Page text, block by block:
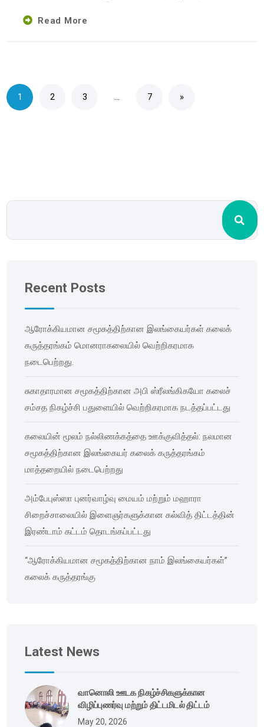
Read More
1 2 3 … 7 »
Recent Posts
ஆரோக்கியமான சமூகத்திற்கான இலங்கையர்கள் கலைக்
கருத்தரங்கம் மொனராகலையில் வெற்றிகரமாக
நடைபெற்றது.
சுகாதாரமான சமூகத்திற்கான அபி ஸ்ரீலங்கிகயோ கலைச்
சம்சத நிகழ்ச்சி பதுளையில் வெற்றிகரமாக நடத்தப்பட்டது
கலையின் மூலம் நல்லிணக்கத்தை ஊக்குவித்தல்: நலமான
சமூகத்திற்கான இலங்கையர் கலைக் கருத்தரங்கம்
மாத்தறையில் நடைபெற்றது
அம்பேபுஸ்ஸா புனர்வாழ்வு மையம் மற்றும் மஹாரா
சிறைச்சாலையில் இளைஞர்களுக்கான கல்வித் திட்டத்தின்
இரண்டாம் கட்டம் தொடங்கப்பட்டது
“ஆரோக்கியமான சமூகத்திற்கான நாம் இலங்கையர்கள்”
கலைக் கருத்தரங்கு
Latest News
வானொலி ஊடக நிகழ்ச்சிகளுக்கான
விழிப்புணர்வு மற்றும் திட்டமிடல் திட்டம்
May 20, 2026